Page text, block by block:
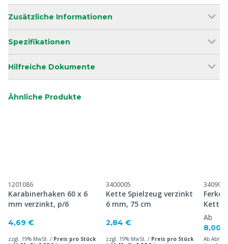
Zusätzliche Informationen
Spezifikationen
Hilfreiche Dokumente
Ähnliche Produkte
1201086
Karabinerhaken 60 x 6
mm verzinkt, p/6
4,69 €
zzgl. 19% MwSt. / Preis pro Stück
3400005
Kette Spielzeug verzinkt
6 mm, 75 cm
2,84 €
zzgl. 19% MwSt. / Preis pro Stück
3409916
Kette
Ab
8,00
Ab